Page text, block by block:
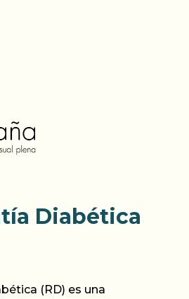
Diabética
(RD) es una